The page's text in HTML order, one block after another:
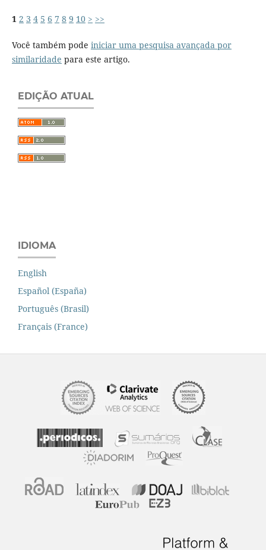
1 2 3 4 5 6 7 8 9 10 > >>
Você também pode iniciar uma pesquisa avançada por
similaridade para este artigo.
EDIÇÃO ATUAL
IDIOMA
English
Español (España)
Português (Brasil)
Français (France)